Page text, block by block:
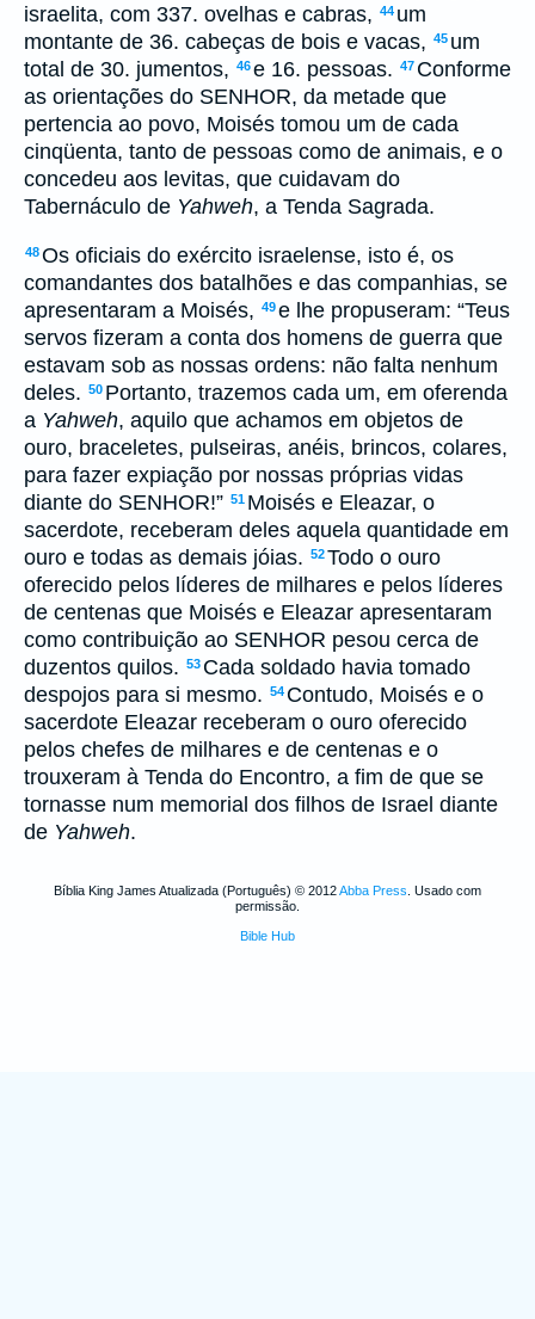
israelita, com 337. ovelhas e cabras, 44 um
montante de 36. cabeças de bois e vacas, 45 um
total de 30. jumentos, 46e 16. pessoas. 47 Conforme
as orientações do SENHOR, da metade que
pertencia ao povo, Moisés tomou um de cada
cinqüenta, tanto de pessoas como de animais, e o
concedeu aos levitas, que cuidavam do
Tabernáculo de Yahweh, a Tenda Sagrada.
48Os oficiais do exército israelense, isto é, os
comandantes dos batalhões e das companhias, se
apresentaram a Moisés, 49e lhe propuseram: “Teus
servos fizeram a conta dos homens de guerra que
estavam sob as nossas ordens: não falta nenhum
deles. 50 Portanto, trazemos cada um, em oferenda
a Yahweh, aquilo que achamos em objetos de
ouro, braceletes, pulseiras, anéis, brincos, colares,
para fazer expiação por nossas próprias vidas
diante do SENHOR!” 51 Moisés e Eleazar, o
sacerdote, receberam deles aquela quantidade em
ouro e todas as demais jóias. 52Todo o ouro
oferecido pelos líderes de milhares e pelos líderes
de centenas que Moisés e Eleazar apresentaram
como contribuição ao SENHOR pesou cerca de
duzentos quilos. 53 Cada soldado havia tomado
despojos para si mesmo. 54 Contudo, Moisés e o
sacerdote Eleazar receberam o ouro oferecido
pelos chefes de milhares e de centenas e o
trouxeram à Tenda do Encontro, a fim de que se
tornasse num memorial dos filhos de Israel diante
de Yahweh.
Bíblia King James Atualizada (Português) © 2012Abba Press . Usado com
permissão.
Bible Hub